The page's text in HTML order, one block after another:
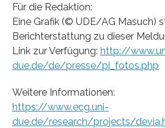
Für die Redaktion:
Eine Grafik (© UDE/AG Masuch)
Berichterstattung zu dieser
Link zur Verfügung: http://
due.de/de/presse/pi_fotos.php
Weitere Informationen:
https://www.ecg.uni-
due.de/research/projects/